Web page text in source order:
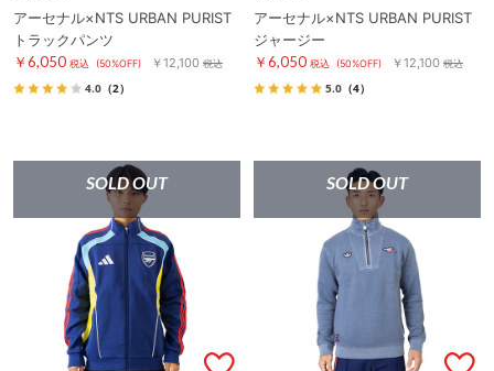
アーセナル×NTS URBAN PURIST
トラックパンツ
￥6,050 税込 (50%OFF) ￥12,100 税込
4.0 （2）
アーセナル×NTS URBAN PURIST
ジャージー
￥6,050 税込 (50%OFF) ￥12,100 税込
5.0 （4）
SOLD OUT SOLD OUT